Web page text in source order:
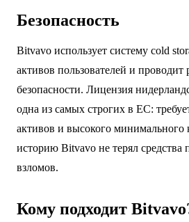
Безопасность
Bitvavo использует систему cold
активов пользователей и проводит
безопасности. Лицензия
одна из самых строгих в ЕС:
активов и высокого минимального
историю Bitvavo не терял средства
взломов.
Кому подходит